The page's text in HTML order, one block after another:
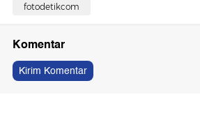
fotodetikcom
Komentar
Kirim Komentar